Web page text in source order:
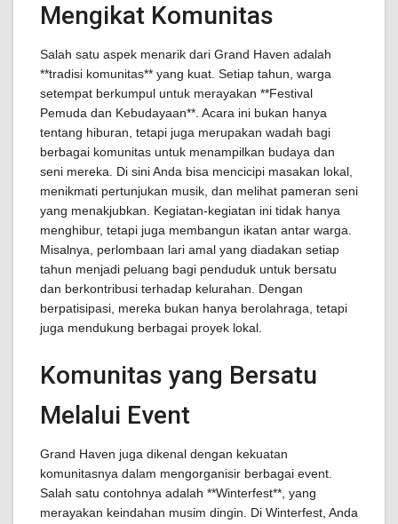
Mengikat Komunitas
Salah satu aspek menarik dari Grand Haven adalah
**tradisi komunitas** yang kuat. Setiap tahun, warga
setempat berkumpul untuk merayakan **Festival
Pemuda dan Kebudayaan**. Acara ini bukan hanya
tentang hiburan, tetapi juga merupakan wadah bagi
berbagai komunitas untuk menampilkan budaya dan
seni mereka. Di sini Anda bisa mencicipi masakan lokal,
menikmati pertunjukan musik, dan melihat pameran seni
yang menakjubkan. Kegiatan-kegiatan ini tidak hanya
menghibur, tetapi juga membangun ikatan antar warga.
Misalnya, perlombaan lari amal yang diadakan setiap
tahun menjadi peluang bagi penduduk untuk bersatu
dan berkontribusi terhadap kelurahan. Dengan
berpatisipasi, mereka bukan hanya berolahraga, tetapi
juga mendukung berbagai proyek lokal.
Komunitas yang Bersatu
Melalui Event
Grand Haven juga dikenal dengan kekuatan
komunitasnya dalam mengorganisir berbagai event.
Salah satu contohnya adalah **Winterfest**, yang
merayakan keindahan musim dingin. Di Winterfest, Anda